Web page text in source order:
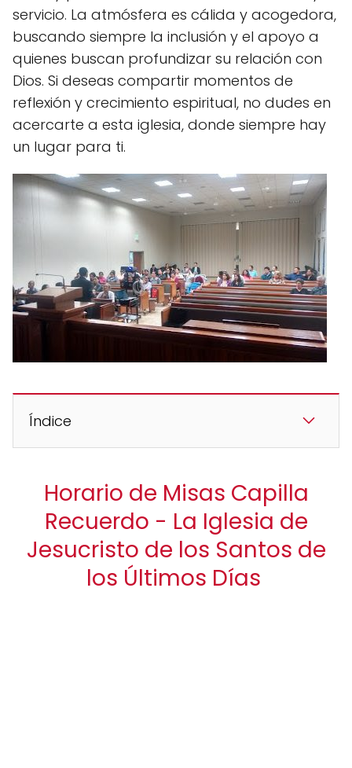
servicio. La atmósfera es cálida y acogedora,
buscando siempre la inclusión y el apoyo a
quienes buscan profundizar su relación con
Dios. Si deseas compartir momentos de
reflexión y crecimiento espiritual, no dudes en
acercarte a esta iglesia, donde siempre hay
un lugar para ti.
Índice
Horario de Misas Capilla
Recuerdo - La Iglesia de
Jesucristo de los Santos de
los Últimos Días